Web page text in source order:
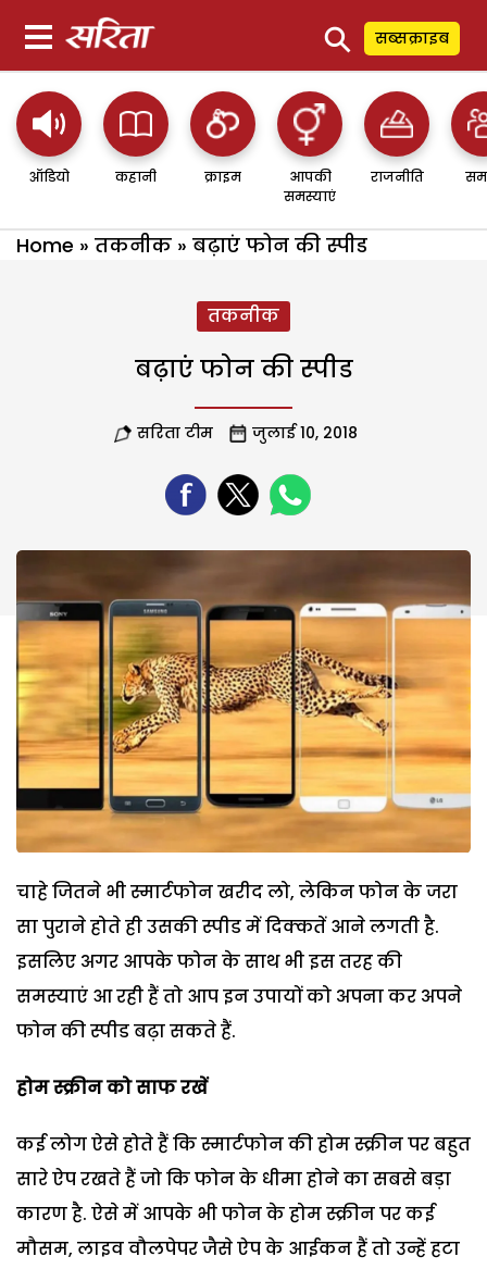
⚲ सब्सक्राइब
ऑडियो कहानी क्राइम
आपकी
समस्याएं
राजनीति
Home » तकनीक » बढ़ाएं फोन की स्पीड
तकनीक
बढ़ाएं फोन की स्पीड
सरिता टीम जुलाई 10, 2018
चाहे जितने भी स्मार्टफोन खरीद लो, लेकिन फोन के जरा
सा पुराने होते ही उसकी स्पीड में दिक्कतें आने लगती है.
इसलिए अगर आपके फोन के साथ भी इस तरह की
समस्याएं आ रही हैं तो आप इन उपायों को अपना कर अपने
फोन की स्पीड बढ़ा सकते हैं.
होम स्क्रीन को साफ रखें
कई लोग ऐसे होते हैं कि स्मार्टफोन की होम स्क्रीन पर बहुत
सारे ऐप रखते हैं जो कि फोन के धीमा होने का सबसे बड़ा
कारण है. ऐसे में आपके भी फोन के होम स्क्रीन पर कई
मौसम, लाइव वौलपेपर जैसे ऐप के आईकन हैं तो उन्हें हटा